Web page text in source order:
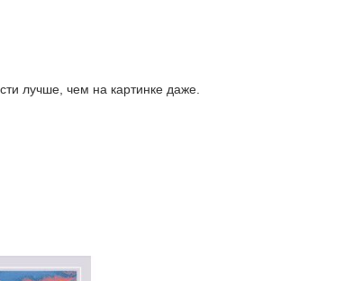
лучше, чем на картинке даже.